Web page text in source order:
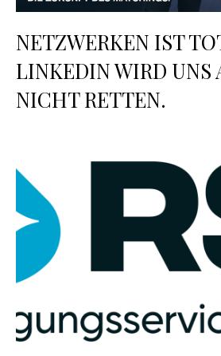
NETZWERKEN IST
LINKEDIN WIRD UNS
NICHT RETTEN.